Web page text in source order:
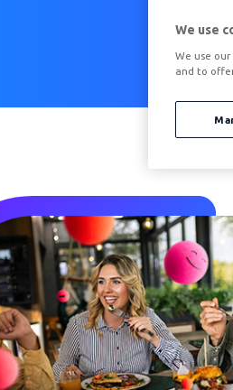
We use
We use
and to